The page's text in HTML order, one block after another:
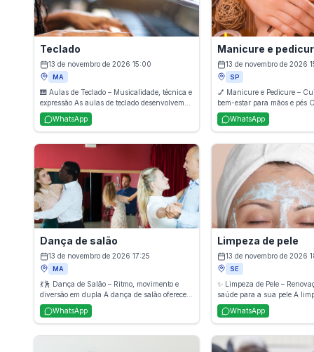
a longo prazo.
Teclado
13 de novembro de 2026 15:00
MA
🎹 Aulas de Teclado – Musicalidade, técnica e
expressão As aulas de teclado desenvolvem
coordenação, percepção musical e prática
instrumental por meio de exercícios, leitura de
partituras e repertório variado. O aluno
aprende desde os fundamentos até técnicas
mais avançadas, explorando ritmos,
harmonias e interpretações. Ideal para
iniciantes e para quem deseja evoluir na
música.
WhatsApp
Manicure e
13 de novembro de 2026
SP
💅 Manicure e Pedicure –
bem-estar para mãos e pés
manicure e pedicure oferece
completos, incluindo corte,
hidratação e tratamento das
cutículas. Além de realçar a
atendimento proporciona
momentos de relaxamento,
pés impecáveis e bem
WhatsApp
Dança de salão
13 de novembro de 2026 17:25
MA
💃🕺 Dança de Salão – Ritmo, movimento e
diversão em dupla A dança de salão oferece
aulas que ensinam passos, técnicas e ritmos
como samba, forró, bolero, tango e outros
estilos tradicionais. Além de melhorar
coordenação, postura e condicionamento
WhatsApp
Limpeza de pele
13 de novembro de 2026
SE
✨ Limpeza de Pele –
saúde para a sua pele A
um tratamento estético que
impurezas, células mortas e
desobstrui os poros e
pele. O procedimento
frescor, luminosidade e
WhatsApp